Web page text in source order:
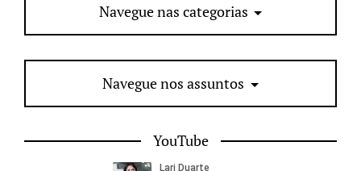
Navegue nas categorias
Navegue nos assuntos
YouTube